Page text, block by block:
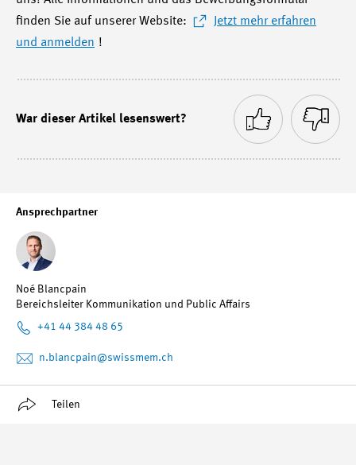
Ansprechpartner
Noé Blancpain
Bereichsleiter Kommunikation und Public Affairs
+41 44 384 48 65
n.blancpain@swissmem.ch
Teilen
finden Sie auf unserer Website:
Jetzt mehr erfahren
und anmelden !
War dieser Artikel lesenswert?